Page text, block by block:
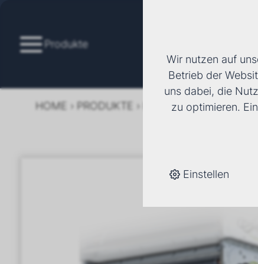
Produkte
HOME › PRODUKTE › KÄLTE/KLIMA ›
Wir nutzen auf
Betrieb der
uns dabei, die
zu optimieren.
Einstellen